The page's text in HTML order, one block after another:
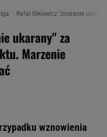
Rafał Gikiewicz "zostanie
ukarany" za
Marzenie
wznowienia